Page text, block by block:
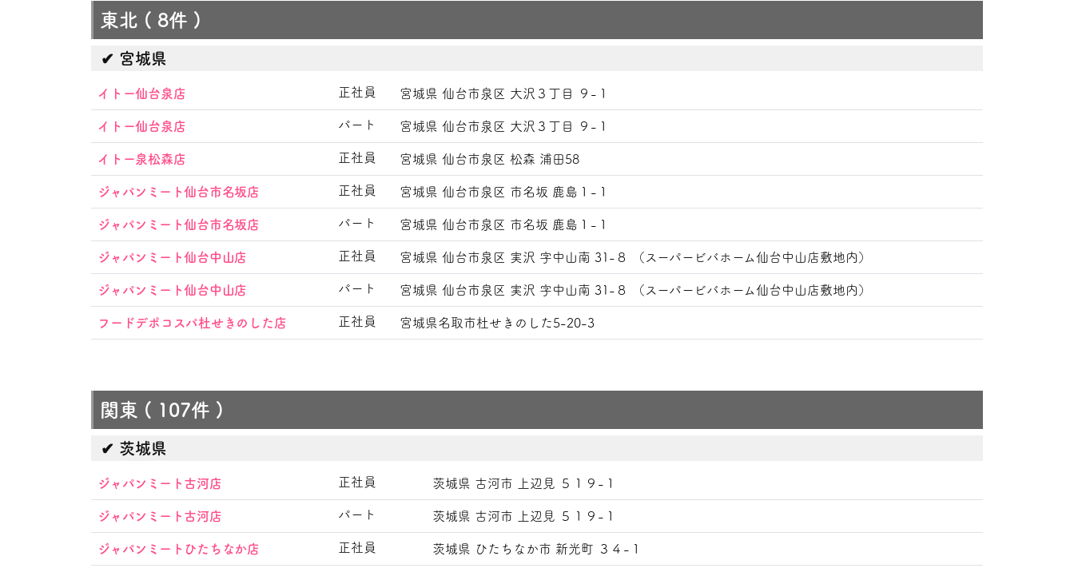
東北 ( 8件 )
宮城県
イトー仙台泉店 正社員 宮城県 仙台市泉区 大沢３丁目 ９-１
イトー仙台泉店 パート 宮城県 仙台市泉区 大沢３丁目 ９-１
イトー泉松森店 正社員 宮城県 仙台市泉区 松森 浦田58
ジャパンミート仙台市名坂店 正社員 宮城県 仙台市泉区 市名坂 鹿島１-１
ジャパンミート仙台市名坂店 パート 宮城県 仙台市泉区 市名坂 鹿島１-１
ジャパンミート仙台中山店 正社員 宮城県 仙台市泉区 実沢 字中山南 31-８ （スーパービバホーム仙台中山店敷地内）
ジャパンミート仙台中山店 パート 宮城県 仙台市泉区 実沢 字中山南 31-８ （スーパービバホーム仙台中山店敷地内）
フードデポコスパ杜せきのした店 正社員 宮城県名取市杜せきのした5-20-3
関東 ( 107件 )
茨城県
ジャパンミート古河店 正社員 茨城県 古河市 上辺見 ５１９-１
ジャパンミート古河店 パート 茨城県 古河市 上辺見 ５１９-１
ジャパンミートひたちなか店 正社員 茨城県 ひたちなか市 新光町 ３４-１